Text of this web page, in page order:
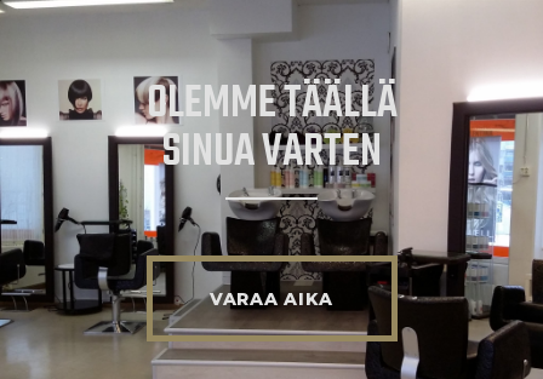
OLEMME TÄÄLLÄ
SINUA VARTEN
VARAA AIKA